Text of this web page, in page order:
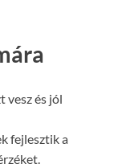
vesz és jól
fejlesztik a